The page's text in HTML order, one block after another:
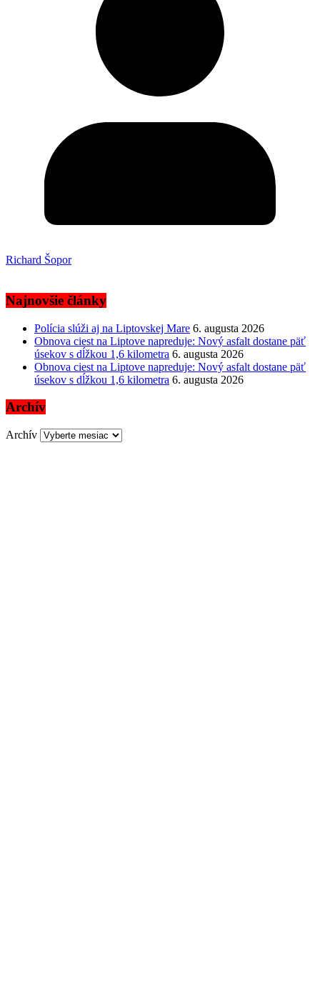
Richard Šopor
Najnovšie články
Polícia slúži aj na Liptovskej Mare 6. augusta 2026
Obnova ciest na Liptove napreduje: Nový asfalt dostane päť
úsekov s dĺžkou 1,6 kilometra 6. augusta 2026
Obnova ciest na Liptove napreduje: Nový asfalt dostane päť
úsekov s dĺžkou 1,6 kilometra 6. augusta 2026
Archív
Archív